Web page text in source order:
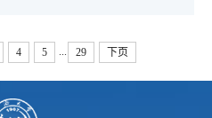
点，感受那段不朽的历史，
承红色血脉，为学院各项
。22号上午举行培训班
4 5 29 下页